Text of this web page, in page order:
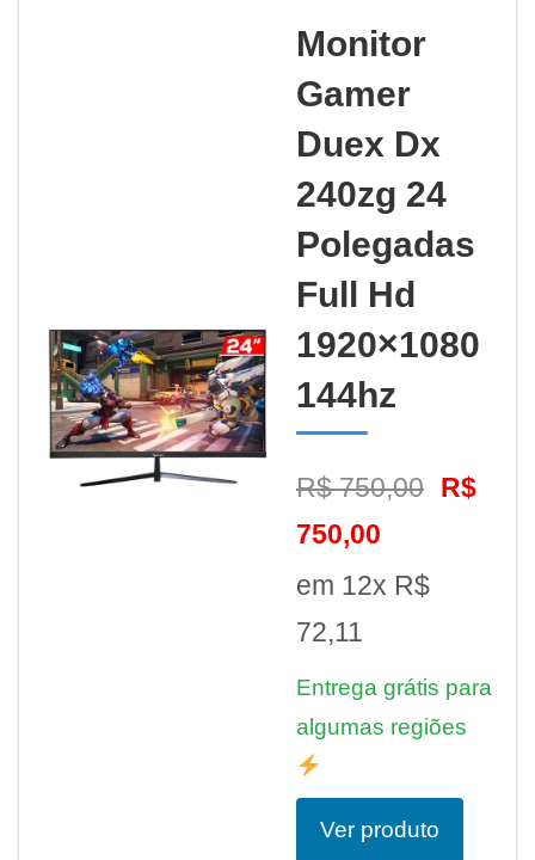
Monitor
Gamer
Duex Dx
240zg 24
Polegadas
Full Hd
1920×1080
144hz
R$ 750,00 R$
750,00
em 12x R$
72,11
Entrega grátis para
algumas regiões
Ver produto